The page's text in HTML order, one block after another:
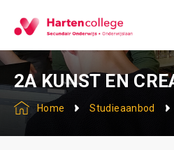
2A KUNST EN
Home Studieaanbod